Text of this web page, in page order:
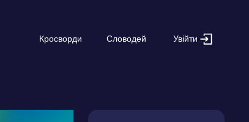
Кросворди Словодей Увійти